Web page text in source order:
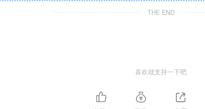
THE END
喜欢就支持一下吧